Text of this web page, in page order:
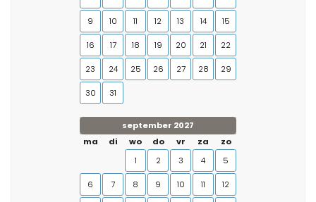
9 10 11 12 13 14 15
16 17 18 19 20 21 22
23 24 25 26 27 28 29
30 31
september 2027
ma
di wo do vr za
zo
1
2 3 4 5
6 7 8 9 10 11 12